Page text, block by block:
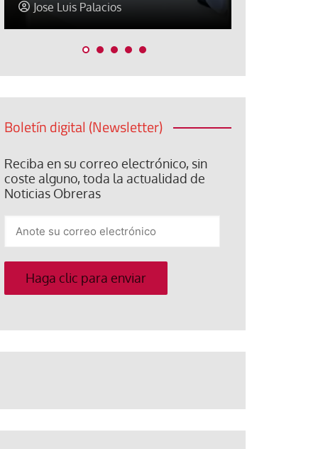
Jose Luis Palacios
Boletín digital (Newsletter)
Reciba en su correo electrónico, sin
coste alguno, toda la actualidad de
Noticias Obreras
su
correo
electrónico
Haga clic para enviar